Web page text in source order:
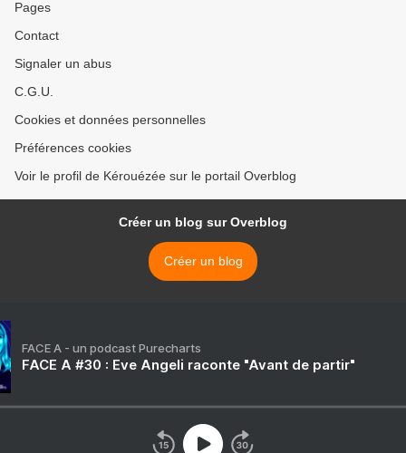
Pages
Contact
Signaler un abus
C.G.U.
Cookies et données personnelles
Préférences cookies
Voir le profil de Kérouézée sur le portail Overblog
Créer un blog sur Overblog
Créer un blog
FACE A - un podcast Purecharts
FACE A #30 : Eve Angeli raconte "Avant de partir"